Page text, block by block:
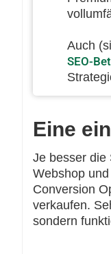
Auch
SEO-
Eine
Je besser die
Webshop
Conversion
verkaufen.
sondern